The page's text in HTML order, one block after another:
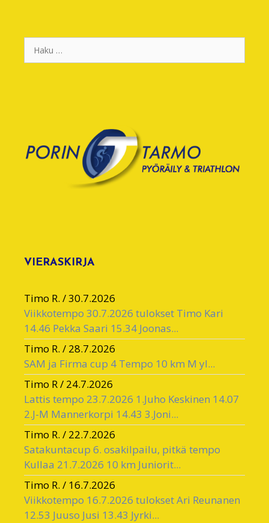
Haku:
VIERASKIRJA
Timo R. /30.7.2026
Viikkotempo 30.7.2026 tulokset Timo Kari
14.46 Pekka Saari 15.34 Joonas...
Timo R. / 28.7.2026
SAM ja Firma cup 4 Tempo 10 km M yl...
Timo R/ 24.7.2026
Lattis tempo 23.7.2026 1.Juho Keskinen 14.07
2.J-M Mannerkorpi 14.43 3.Joni...
Timo R. / 22.7.2026
Satakuntacup 6. osakilpailu, pitkä tempo
Kullaa 21.7.2026 10 km Juniorit...
Timo R. / 16.7.2026
Viikkotempo 16.7.2026 tulokset Ari Reunanen
12.53 Juuso Jusi 13.43 Jyrki...